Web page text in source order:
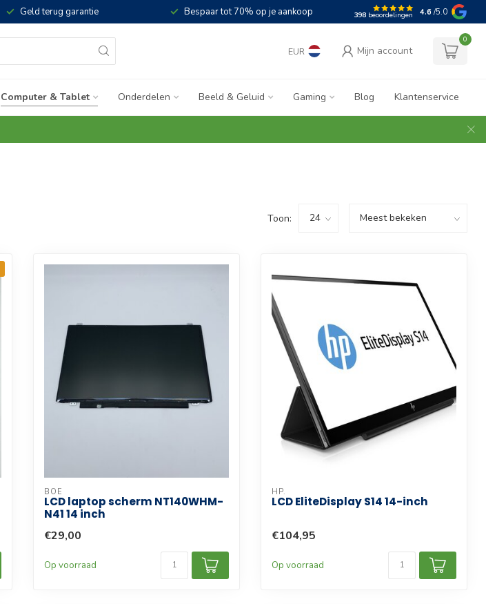
Geld terug garantie Bespaar tot 70% op je aankoop 398 beoordelingen 4.6 /5.0
EUR Mijn account
0
Computer & Tablet Onderdelen Beeld & Geluid Gaming Blog Klantenservice
Toon:
BOE
LCD laptop scherm NT140WHM-
N41 14 inch
€29,00
Op voorraad
HP.
LCD EliteDisplay S14 14-inch
€104,95
Op voorraad